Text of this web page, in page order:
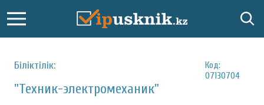
Біліктілік:
Код:
07130704
"Техник-электромеханик"